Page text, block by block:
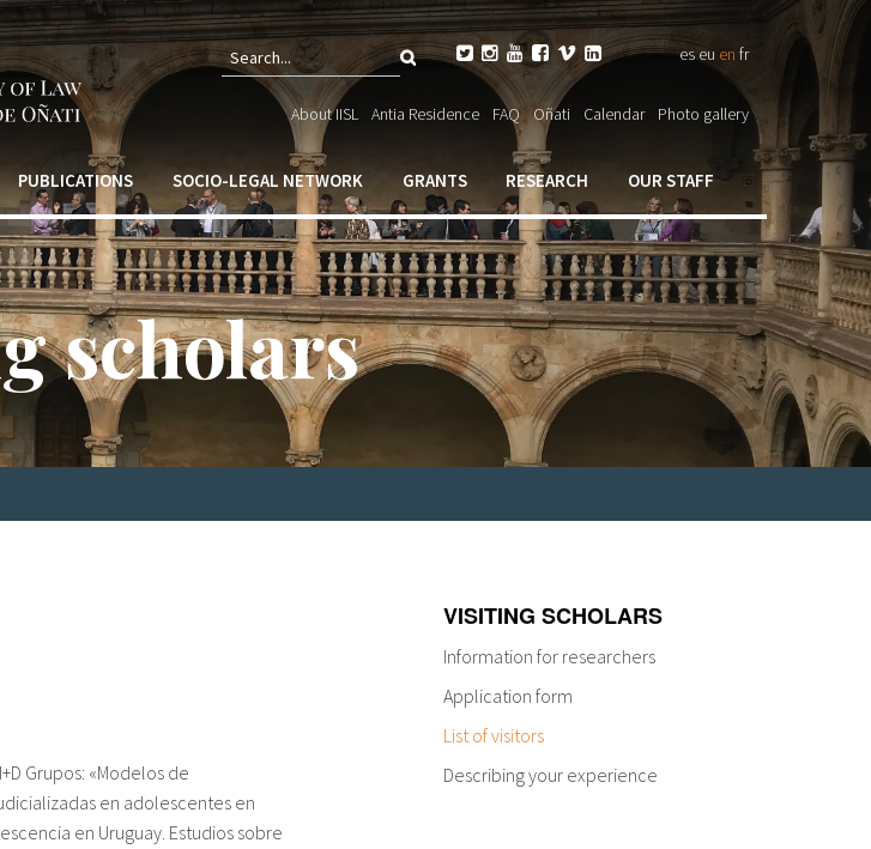
Search
form
Search
       es eu en fr
About IISL Antia Residence FAQ Oñati Calendar Photo gallery
PUBLICATIONS SOCIO-LEGAL NETWORK GRANTS RESEARCH OUR STAFF
scholars
Grupos: «Modelos de
en adolescentes en
en Uruguay. Estudios sobre
VISITING SCHOLARS
Information for researchers
Application form
List of visitors
Describing your experience